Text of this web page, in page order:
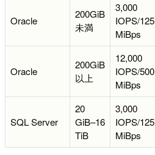
Oracle
200GiB
未満
3,000
IOPS/125
MiBps
Oracle
200GiB
以上
12,000
IOPS/500
MiBps
SQL Server
20
GiB–16
TiB
3,000
IOPS/125
MiBps